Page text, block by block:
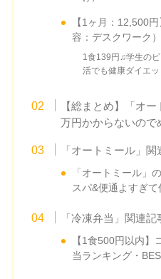
【1ヶ月：12,500
容：デスクワーク）
1食139円♫学生の
活でも健康ダイエッ
【総まとめ】「オ
万円かからないので
「オートミール」関
「オートミール」
スパ&便通よすぎて
「冷凍弁当」関連記
【1食500円以内
当ランキング・